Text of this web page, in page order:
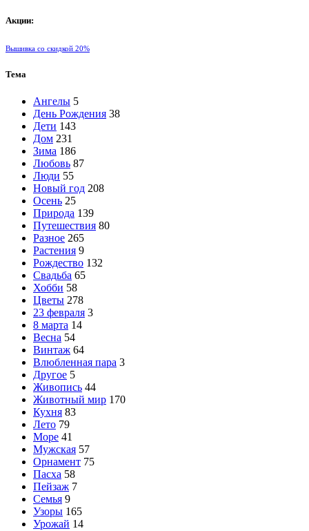
Акции:
Вышивка со скидкой 20%
Тема
Ангелы 5
День Рождения 38
Дети 143
Дом 231
Зима 186
Любовь 87
Люди 55
Новый год 208
Осень 25
Природа 139
Путешествия 80
Разное 265
Растения 9
Рождество 132
Свадьба 65
Хобби 58
Цветы 278
23 февраля 3
8 марта 14
Весна 54
Винтаж 64
Влюбленная пара 3
Другое 5
Живопись 44
Животный мир 170
Кухня 83
Лето 79
Море 41
Мужская 57
Орнамент 75
Пасха 58
Пейзаж 7
Семья 9
Узоры 165
Урожай 14